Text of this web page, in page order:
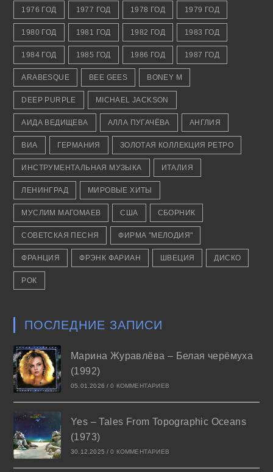
1976 ГОД 1977 ГОД 1978 ГОД 1979 ГОД
1980 ГОД 1981 ГОД 1982 ГОД 1983 ГОД
1984 ГОД 1985 ГОД 1986 ГОД 1987 ГОД
ARABESQUE BEE GEES BONEY M
DEEP PURPLE MICHAEL JACKSON
АИДА ВЕДИЩЕВА АЛЛА ПУГАЧЁВА АНГЛИЯ
ВИА ГЕРМАНИЯ ЗОЛОТАЯ КОЛЛЕКЦИЯ РЕТРО
ИНСТРУМЕНТАЛЬНАЯ МУЗЫКА ИТАЛИЯ
ЛЕНИНГРАД МИРОВЫЕ ХИТЫ
МУСЛИМ МАГОМАЕВ США СБОРНИК
СОВЕТСКАЯ ПЕСНЯ ФИРМА "МЕЛОДИЯ"
ФРАНЦИЯ ФРЭНК ФАРИАН ШВЕЦИЯ ДИСКО
РОК
ПОСЛЕДНИЕ ЗАПИСИ
Марина Журавлёва – Белая черёмуха
(1992)
05.01.2026 / 0 КОММЕНТАРИЕВ
Yes – Tales From Topographic Oceans
(1973)
30.12.2025 / 0 КОММЕНТАРИЕВ